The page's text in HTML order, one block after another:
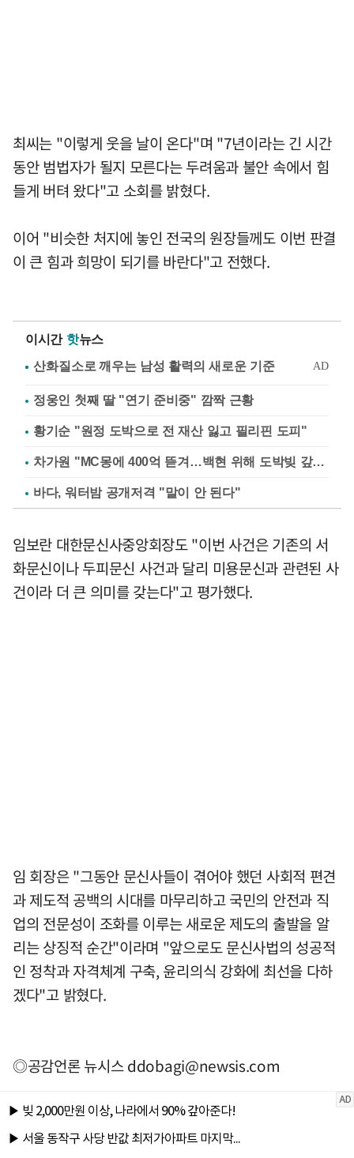
최씨는 "이렇게 웃을 날이 온다"며 "7년이라는 긴 시간
동안 범법자가 될지 모른다는 두려움과 불안 속에서 힘
들게 버텨 왔다"고 소회를 밝혔다.
이어 "비슷한 처지에 놓인 전국의 원장들께도 이번 판결
이 큰 힘과 희망이 되기를 바란다"고 전했다.
이시간 핫뉴스
정웅인 첫째 딸 "연기 준비중" 깜짝 근황
황기순 "원정 도박으로 전 재산 잃고 필리핀 도피"
차가원 "MC몽에 400억 뜯겨…백현 위해 도박빚 갚아줘"
바다, 워터밤 공개저격 "말이 안 된다"
임보란 대한문신사중앙회장도 "이번 사건은 기존의 서
화문신이나 두피문신 사건과 달리 미용문신과 관련된 사
건이라 더 큰 의미를 갖는다"고 평가했다.
임 회장은 "그동안 문신사들이 겪어야 했던 사회적 편견
과 제도적 공백의 시대를 마무리하고 국민의 안전과 직
업의 전문성이 조화를 이루는 새로운 제도의 출발을 알
리는 상징적 순간"이라며 "앞으로도 문신사법의 성공적
인 정착과 자격체계 구축, 윤리의식 강화에 최선을 다하
겠다"고 밝혔다.
◎공감언론 뉴시스ddobagi@newsis.com